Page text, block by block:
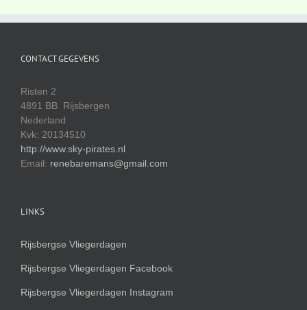
CONTACT GEGEVENS
Risten 2
4891 BB Rijsbergen
Nederland
Kvk: 20134510
http://www.sky-pirates.nl
Email: renebaremans@gmail.com
LINKS
Rijsbergse Vliegerdagen
Rijsbergse Vliegerdagen Facebook
Rijsbergse Vliegerdagen Instagram